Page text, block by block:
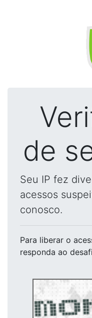
de
Seu IP fez
acessos
conosco.
Para liberar o
responda ao